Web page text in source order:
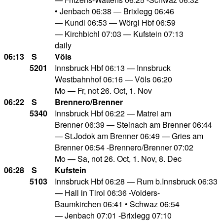
• Jenbach 06:38 — Brixlegg 06:46
— Kundl 06:53 — Wörgl Hbf 06:59
— Kirchbichl 07:03 — Kufstein 07:13
daily
06:13
S
5201
Völs
Innsbruck Hbf 06:13 — Innsbruck
Westbahnhof 06:16 — Völs 06:20
Mo — Fr, not 26. Oct, 1. Nov
06:22
S
5340
Brennero/Brenner
Innsbruck Hbf 06:22 — Matrei am
Brenner 06:39 — Steinach am Brenner 06:44
— St.Jodok am Brenner 06:49 — Gries am
Brenner 06:54 -Brennero/Brenner 07:02
Mo — Sa, not 26. Oct, 1. Nov, 8. Dec
06:28
S
5103
Kufstein
Innsbruck Hbf 06:28 — Rum b.Innsbruck 06:33
— Hall in Tirol 06:36 -Volders-
Baumkirchen 06:41 • Schwaz 06:54
— Jenbach 07:01 -Brixlegg 07:10